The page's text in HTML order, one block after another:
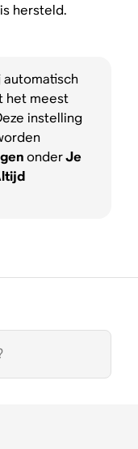
hersteld.
automatisch
het meest
instelling
onderJe